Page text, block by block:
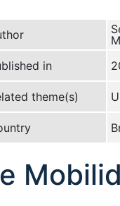
in
theme(s)